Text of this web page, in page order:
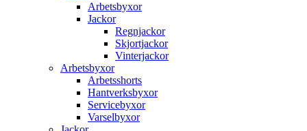
Arbetsbyxor
Jackor
Regnjackor
Skjortjackor
Vinterjackor
Arbetsbyxor
Arbetsshorts
Hantverksbyxor
Servicebyxor
Varselbyxor